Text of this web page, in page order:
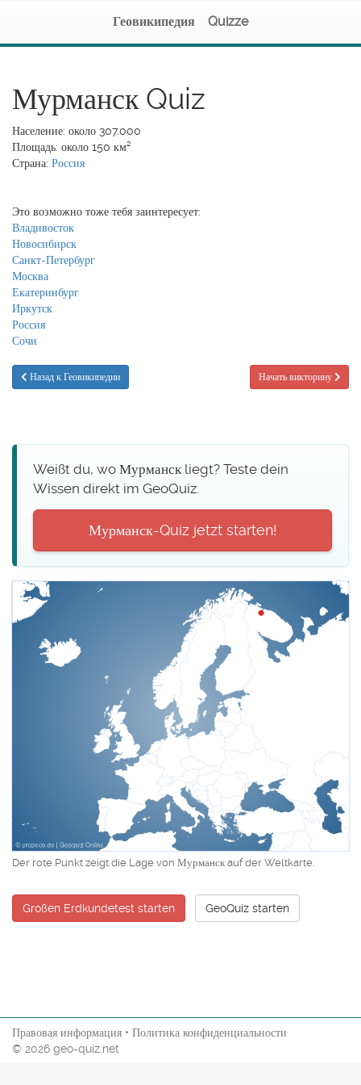
Геовикипедия Quizze
Мурманск Quiz
Население: около 307.000
Площадь: около 150 км²
Страна: Россия
Это возможно тоже тебя заинтересует:
Владивосток
Новосибирск
Санкт-Петербург
Москва
Екатеринбург
Иркутск
Россия
Сочи
Назад к Геовикипедии Начать викторину
Weißt du, wo Мурманск liegt? Teste dein
Wissen direkt im GeoQuiz.
Мурманск-Quiz jetzt starten!
Der rote Punkt zeigt die Lage von Мурманск auf der Weltkarte.
Großen Erdkundetest starten GeoQuiz starten
Правовая информация • Политика конфиденциальности
© 2026 geo-quiz.net